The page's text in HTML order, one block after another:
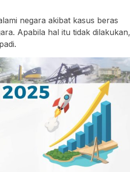
negara akibat kasus beras
Apabila hal itu tidak dilakukan,